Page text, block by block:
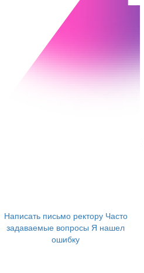
Написать письмо ректору Часто
задаваемые вопросы Я нашел
ошибку